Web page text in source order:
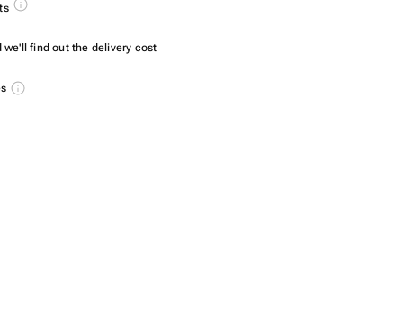
we'll find out the delivery cost